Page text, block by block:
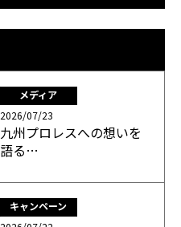
メディア
2026/07/23
九州プロレスへの想いを
語る…
キャンペーン